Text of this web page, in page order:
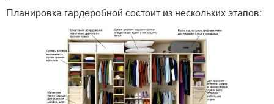
Планировка гардеробной состоит из нескольких этапов: